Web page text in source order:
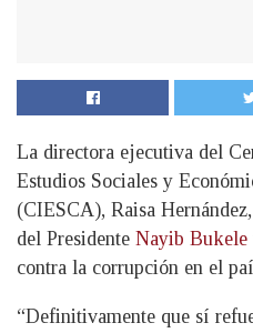
La directora ejecutiva del
Estudios Sociales y
(CIESCA), Raisa
del Presidente Nayib Bukele
contra la corrupción en el
“Definitivamente que sí